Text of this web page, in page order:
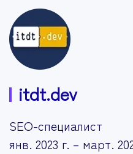
itdt.dev
SEO-специалист
янв. 2023 г. – март.